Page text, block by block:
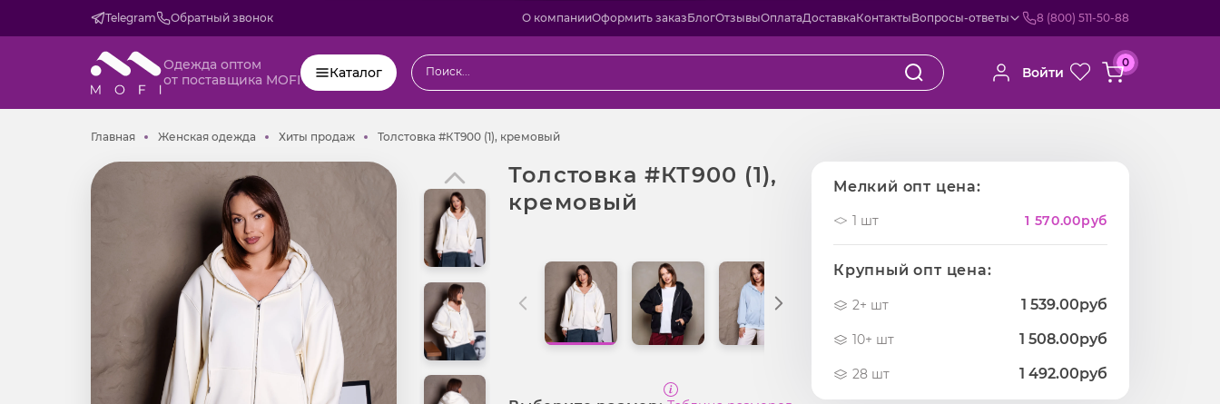
Telegram Обратный звонок О компанииОформить заказБлогОтзывыОплатаДоставкаКонтактыВопросы-ответы 8 (800) 511-50-88
Одежда оптом
от поставщика MOFI
Каталог Войти
0
ГлавнаяГлавнаяЖенская одежда Женская одежда
Хиты продажХиты продаж
Толстовка #КТ900 (1), кремовыйТолстовка #КТ900 (1), кремовый
Толстовка #КТ900 (1),
кремовый
Мелкий опт цена:
1 шт 1 570.00руб
Крупный опт цена:
2+ шт 1 539.00руб
10+ шт 1 508.00руб
28 шт 1 492.00руб